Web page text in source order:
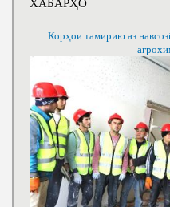
Корҳои тамирию аз